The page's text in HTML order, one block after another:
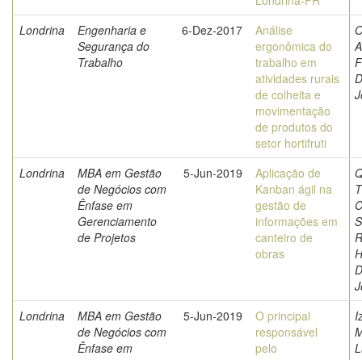
Londrina
Engenharia e
Segurança do
Trabalho
6-Dez-2017
Análise
ergonômica do
trabalho em
atividades rurais
de colheita e
movimentação
de produtos do
setor hortifruti
Londrina
MBA em Gestão
de Negócios com
Ênfase em
Gerenciamento
de Projetos
5-Jun-2019
Aplicação de
Kanban ágil na
gestão de
informações em
canteiro de
obras
Londrina
MBA em Gestão
de Negócios com
Ênfase em
5-Jun-2019
O principal
responsável
pelo